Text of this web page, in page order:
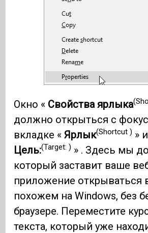
Окно « Свойства ярлыка
должно открыться с
вкладке « Ярлык(Shortcut ) »
Цель:(Target: ) » . Здесь мы
который заставит ваше
приложение открываться
похожем на Windows, без
браузере. Переместите
текста, который уже